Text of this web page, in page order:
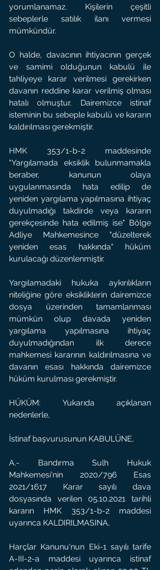
yorumlanamaz. Kişilerin çeşitli
sebeplerle satılık ilanı vermesi
mümkündür.
O halde, davacının ihtiyacının gerçek
ve samimi olduğunun kabulü ile
tahliyeye karar verilmesi gerekirken
davanın reddine karar verilmiş olması
hatalı olmuştur. Dairemizce istinaf
isteminin bu sebeple kabulü ve kararın
kaldırılması gerekmiştir.
HMK 353/1-b-2 maddesinde
"Yargılamada eksiklik bulunmamakla
beraber, kanunun olaya
uygulanmasında hata edilip de
yeniden yargılama yapılmasına ihtiyaç
duyulmadığı takdirde veya kararın
gerekçesinde hata edilmiş ise" Bölge
Adliye Mahkemesince "düzelterek
yeniden esas hakkında" hüküm
kurulacağı düzenlenmiştir.
Yargılamadaki hukuka aykırılıkların
niteliğine göre eksikliklerin dairemizce
dosya üzerinden tamamlanması
mümkün olup davada yeniden
yargılama yapılmasına ihtiyaç
duyulmadığından ilk derece
mahkemesi kararının kaldırılmasına ve
davanın esası hakkında dairemizce
hüküm kurulması gerekmiştir.
HÜKÜM: Yukarıda açıklanan
nedenlerle,
İstinaf başvurusunun KABULÜNE,
A.- Bandırma Sulh Hukuk
Mahkemesi'nin 2020/796 Esas
2021/1617 Karar sayılı dava
dosyasında verilen 05.10.2021 tarihli
kararın HMK 353/1-b-2 maddesi
uyarınca KALDIRILMASINA,
Harçlar Kanunu'nun Eki-1 sayılı tarife
A-III-2-a maddesi uyarınca istinaf